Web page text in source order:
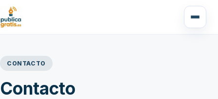
CONTACTO
Contacto